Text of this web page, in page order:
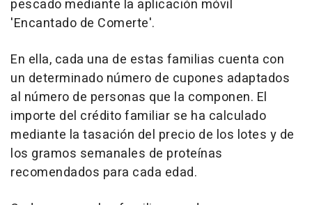
pescado mediante la aplicación móvil
'Encantado de Comerte'.
En ella, cada una de estas familias cuenta con
un determinado número de cupones adaptados
al número de personas que la componen. El
importe del crédito familiar se ha calculado
mediante la tasación del precio de los lotes y de
los gramos semanales de proteínas
recomendados para cada edad.